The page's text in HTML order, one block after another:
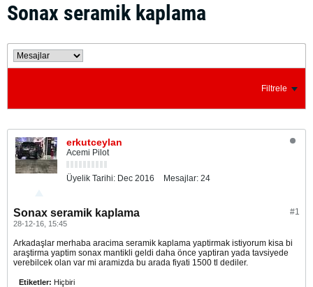
Sonax seramik kaplama
Filtrele
erkutceylan
Acemi Pilot
Üyelik Tarihi: Dec 2016 Mesajlar: 24
#1
Sonax seramik kaplama
28-12-16, 15:45
Arkadaşlar merhaba aracima seramik kaplama yaptirmak istiyorum kisa bi
araştirma yaptim sonax mantikli geldi daha önce yaptiran yada tavsiyede
verebilcek olan var mi aramizda bu arada fiyati 1500 tl dediler.
Etiketler: Hiçbiri